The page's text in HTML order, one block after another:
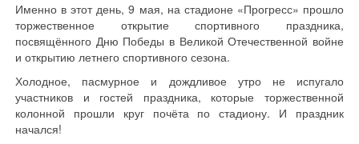
Именно в этот день, 9 мая, на стадионе «Прогресс» прошло
торжественное открытие спортивного праздника,
посвящённого Дню Победы в Великой Отечественной войне
и открытию летнего спортивного сезона.
Холодное, пасмурное и дождливое утро не испугало
участников и гостей праздника, которые торжественной
колонной прошли круг почёта по стадиону. И праздник
начался!